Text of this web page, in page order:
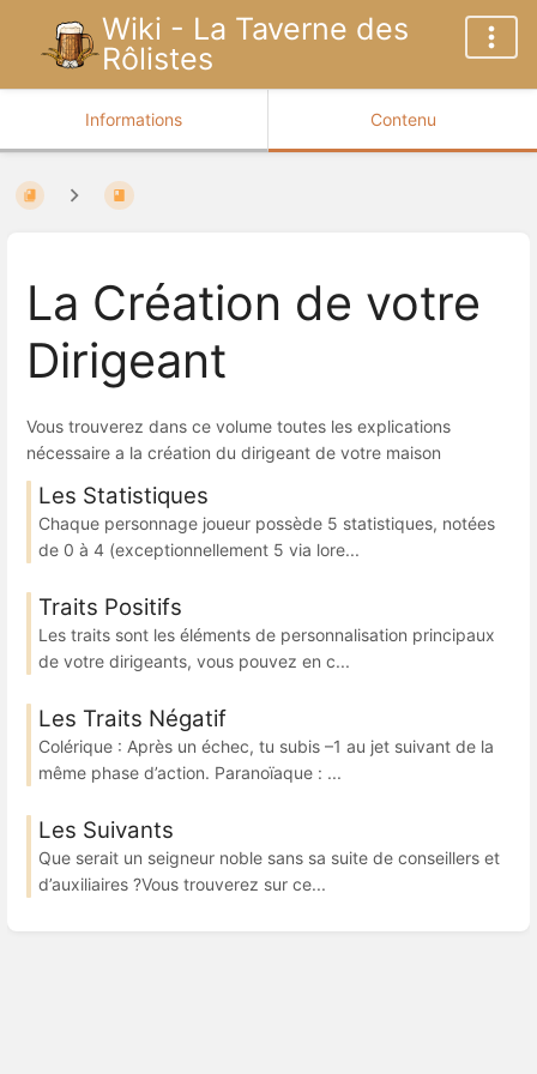
Wiki - La Taverne des
Rôlistes
Informations Contenu
La Création de votre
Dirigeant
Vous trouverez dans ce volume toutes les explications
nécessaire a la création du dirigeant de votre maison
Les Statistiques
Chaque personnage joueur possède 5 statistiques, notées
de 0 à 4 (exceptionnellement 5 via lore...
Traits Positifs
Les traits sont les éléments de personnalisation principaux
de votre dirigeants, vous pouvez en c...
Les Traits Négatif
Colérique : Après un échec, tu subis –1 au jet suivant de la
même phase d’action. Paranoïaque : ...
Les Suivants
Que serait un seigneur noble sans sa suite de conseillers et
d’auxiliaires ?Vous trouverez sur ce...